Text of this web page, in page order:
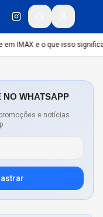
IMAX e o que isso significa
NO WHATSAPP
e notícias